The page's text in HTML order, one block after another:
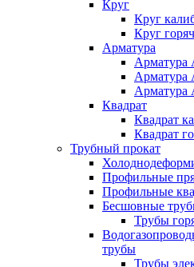
Круг
Круг
Круг
Арматура
Арматура
Арматура
Арматура
Квадрат
Квадрат
Квадрат
Трубный прокат
Профильные
Профильные
Бесшовные
Трубы
трубы
Трубы